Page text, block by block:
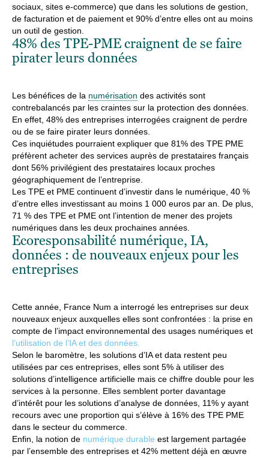
sociaux, sites e-commerce) que dans les solutions de gestion,
de facturation et de paiement et 90% d’entre elles ont au moins
un outil de gestion.
48% des TPE-PME craignent de se faire
pirater leurs données
Les bénéfices de la numérisation des activités sont
contrebalancés par les craintes sur la protection des données.
En effet, 48% des entreprises interrogées craignent de perdre
ou de se faire pirater leurs données.
Ces inquiétudes pourraient expliquer que 81% des TPE PME
préfèrent acheter des services auprès de prestataires français
dont 56% privilégient des prestataires locaux proches
géographiquement de l’entreprise.
Les TPE et PME continuent d’investir dans le numérique, 40 %
d’entre elles investissant au moins 1 000 euros par an. De plus,
71 % des TPE et PME ont l’intention de mener des projets
numériques dans les deux prochaines années.
Ecoresponsabilité numérique, IA,
données : de nouveaux enjeux pour les
entreprises
Cette année, France Num a interrogé les entreprises sur deux
nouveaux enjeux auxquelles elles sont confrontées : la prise en
compte de l’impact environnemental des usages numériques et
l’utilisation de l’IA et des données.
Selon le baromètre, les solutions d’IA et data restent peu
utilisées par ces entreprises, elles sont 5% à utiliser des
solutions d’intelligence artificielle mais ce chiffre double pour les
services à la personne. Elles semblent porter davantage
d’intérêt pour les solutions d’analyse de données, 11% y ayant
recours avec une proportion qui s’élève à 16% des TPE PME
dans le secteur du commerce.
Enfin, la notion de numérique durable est largement partagée
par l’ensemble des entreprises et 42% mettent déjà en œuvre